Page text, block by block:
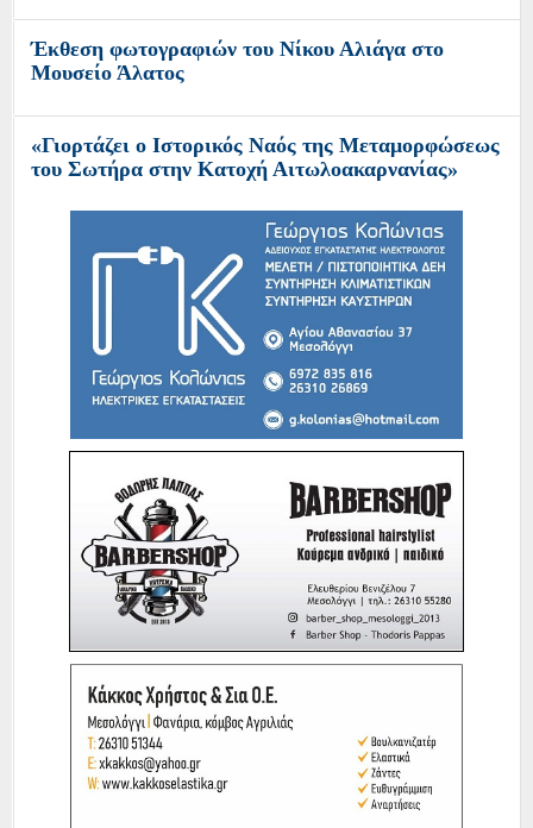
Έκθεση φωτογραφιών του Νίκου Αλιάγα στο
Μουσείο Άλατος
«Γιορτάζει ο Ιστορικός Ναός της Μεταμορφώσεως
του Σωτήρα στην Κατοχή Αιτωλοακαρνανίας»